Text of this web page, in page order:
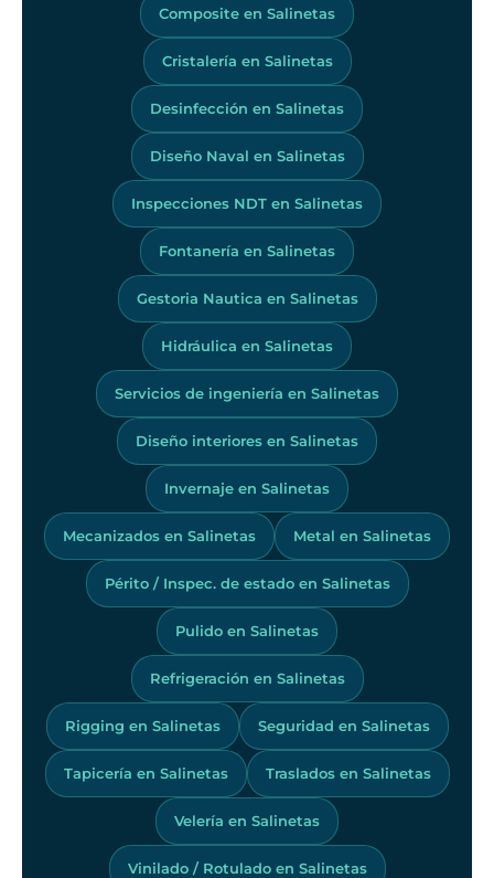
Composite en Salinetas
Cristalería en Salinetas
Desinfección en Salinetas
Diseño Naval en Salinetas
Inspecciones NDT en Salinetas
Fontanería en Salinetas
Gestoria Nautica en Salinetas
Hidráulica en Salinetas
Servicios de ingeniería en Salinetas
Diseño interiores en Salinetas
Invernaje en Salinetas
Mecanizados en Salinetas Metal en Salinetas
Périto / Inspec. de estado en Salinetas
Pulido en Salinetas
Refrigeración en Salinetas
Rigging en Salinetas Seguridad en Salinetas
Tapicería en Salinetas Traslados en Salinetas
Velería en Salinetas
Vinilado / Rotulado en Salinetas